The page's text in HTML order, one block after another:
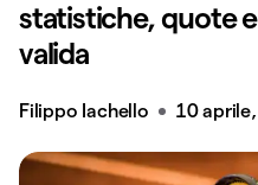
statistiche, quote
valida
Filippo Iachello 10